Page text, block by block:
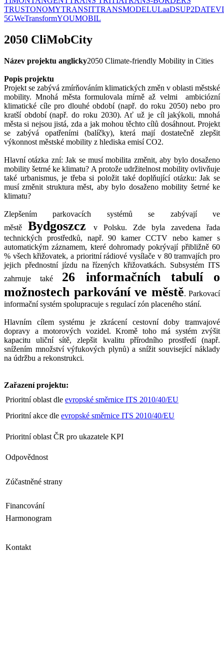
TRUSTONOMYTRANSITTRANSMODELULaaDSUP2DATE
5GWeTransformYOUMOBIL
2050 CliMobCity
Název projektu anglicky2050 Climate-friendly Mobility in Cities
Popis projektu
Projekt se zabývá zmírňováním klimatických změn v oblasti městské
mobility. Mnohá města formulovala mírně až velmi ambiciózní
klimatické cíle pro dlouhé období (např. do roku 2050) nebo pro
kratší období (např. do roku 2030). Ať už je cíl jakýkoli, mnohá
města si nejsou jistá, zda a jak mohou těchto cílů dosáhnout. Projekt
se zabývá opatřeními (balíčky), která mají dostatečně zlepšit
výkonnost městské mobility z hlediska emisí CO2.
Hlavní otázka zní: Jak se musí mobilita změnit, aby bylo dosaženo
mobility šetrné ke klimatu? A protože udržitelnost mobility ovlivňuje
také urbanismus, je třeba si položit také doplňující otázku: Jak se
musí změnit struktura měst, aby bylo dosaženo mobility šetrné ke
klimatu?
Zlepšením parkovacích systémů se zabývají ve
městě Bydgoszcz
v Polsku. Zde byla zavedena řada
technických prostředků, např. 90 kamer CCTV nebo kamer s
automatickým záznamem, které dohromady pokrývají přibližně 60
% všech křižovatek, a prioritní rádiové vysílače v 80 tramvajích pro
jejich přednostní jízdu na řízených křižovatkách. Subsystém ITS
zahrnuje také 26 informačních tabulí o
možnostech parkování ve městě. Parkovací
informační systém spolupracuje s regulací zón placeného stání.
Hlavním cílem systému je zkrácení cestovní doby tramvajové
dopravy a motorových vozidel. Kromě toho má systém zvýšit
kapacitu uliční sítě, zlepšit kvalitu přírodního prostředí (např.
snížením množství výfukových plynů) a snížit související náklady
na údržbu a rekonstrukci.
Zařazení projektu:
Prioritní oblast dle evropské směrnice ITS 2010/40/EU
Prioritní akce dle evropské směrnice ITS 2010/40/EU
Prioritní oblast ČR pro ukazatele KPI
Odpovědnost
Zúčastněné strany
Financování
Harmonogram
Kontakt